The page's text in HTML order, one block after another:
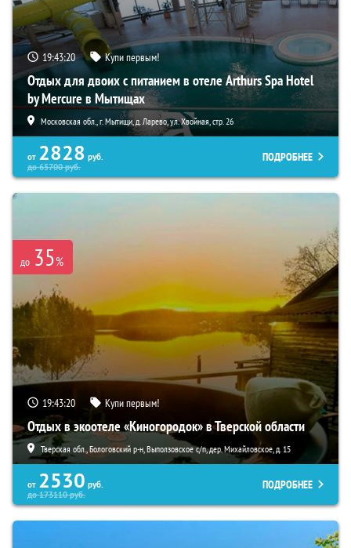
19:43:19 Купи первым!
Отдых для двоих с питанием в отеле Arthurs Spa Hotel
by Mercure в Мытищах
Московская обл., г. Мытищи, д. Ларево, ул. Хвойная, стр. 26
от 2828 руб.
до65700руб.
ПОДРОБНЕЕ
до 35%
19:43:19 Купи первым!
Отдых в экоотеле «Киногородок» в Тверской области
Тверская обл., Бологовский р-н, Выползовское с/п, дер. Михайловское, д. 15
от 2530 руб.
до173110руб.
ПОДРОБНЕЕ